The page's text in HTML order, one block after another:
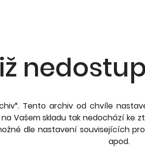
Tento archiv od chvíle
Vašem skladu tak nedochází ke
dle nastavení souvisejících
apod.